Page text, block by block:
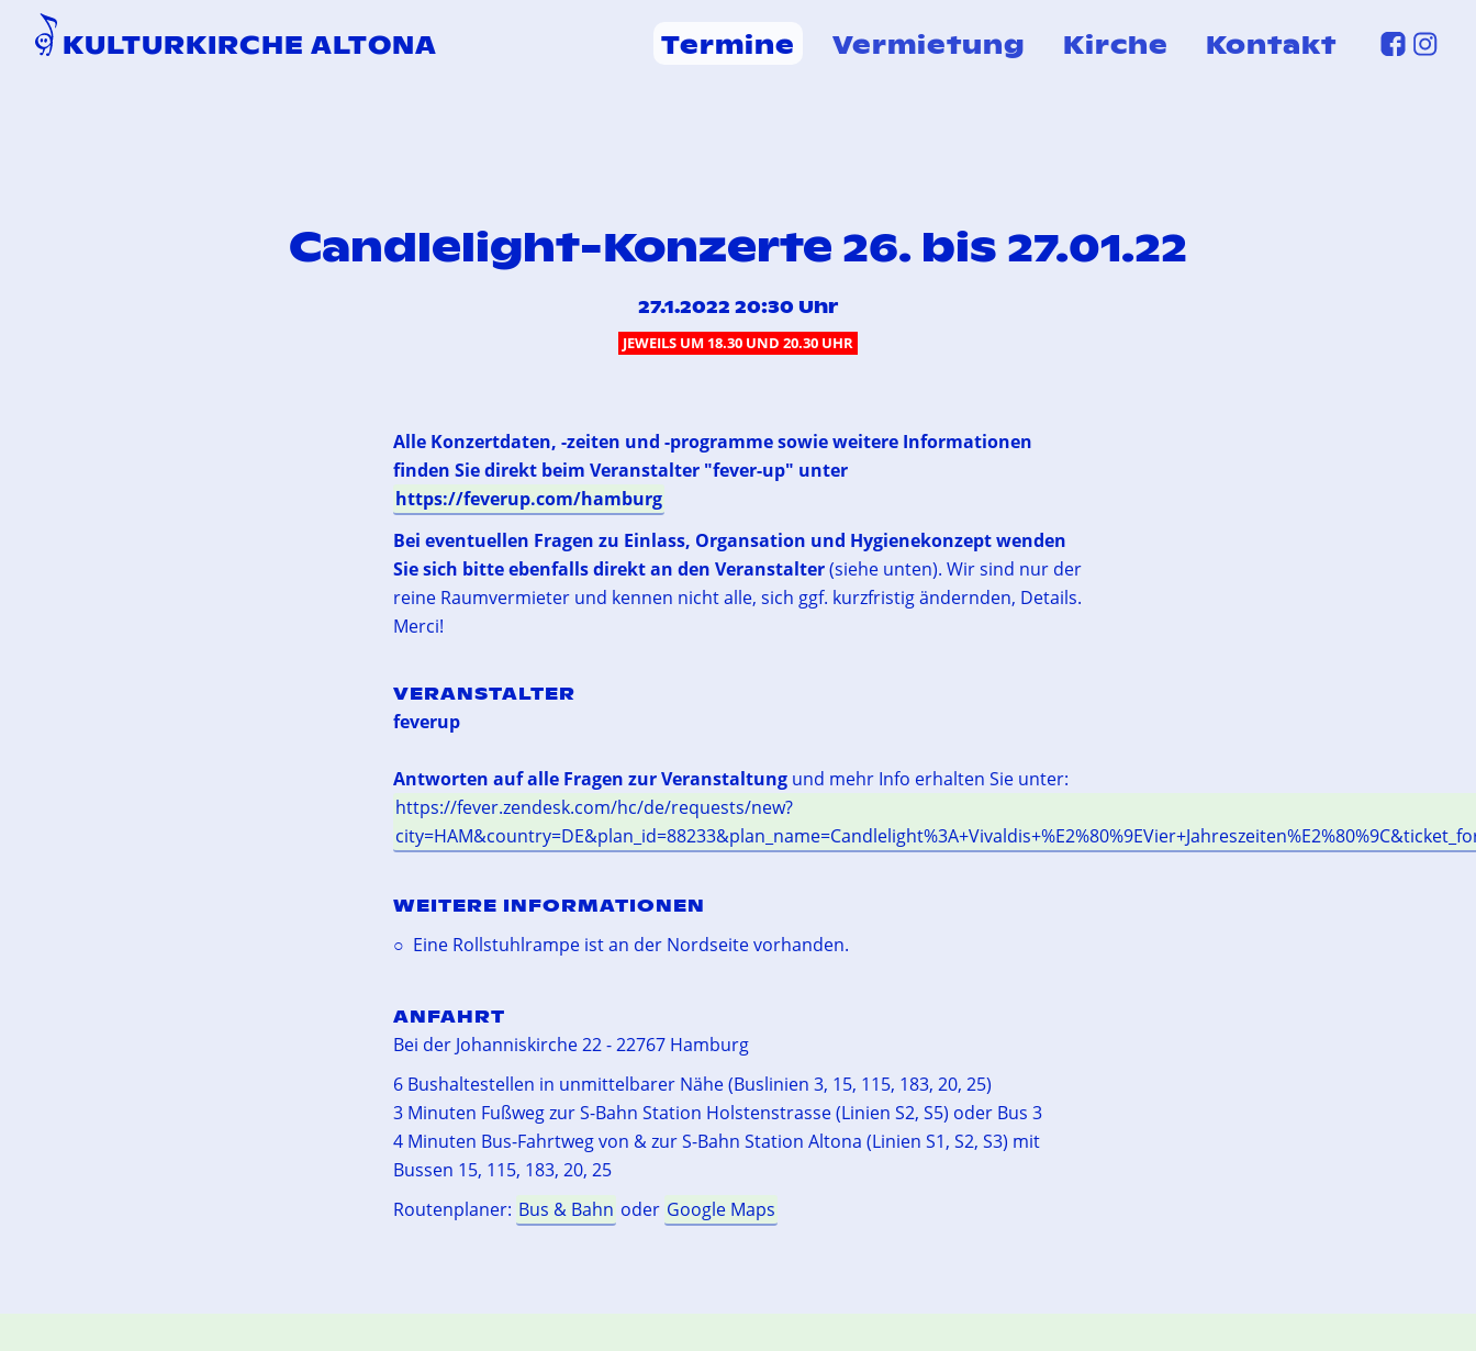
KULTURKIRCHE ALTONA Termine Vermietung Kirche Kontakt
Candlelight-Konzerte 26. bis 27.01.22
27.1.2022 20:30 Uhr
JEWEILS UM 18.30 UND 20.30 UHR
Alle Konzertdaten, -zeiten und -programme sowie weitere Informationen
finden Sie direkt beim Veranstalter "fever-up" unter
https://feverup.com/hamburg
Bei eventuellen Fragen zu Einlass, Organsation und Hygienekonzept wenden
Sie sich bitte ebenfalls direkt an den Veranstalter(siehe unten). Wir sind nur der
reine Raumvermieter und kennen nicht alle, sich ggf. kurzfristig ändernden, Details.
Merci!
VERANSTALTER
feverup
Antworten auf alle Fragen zur Veranstaltungund mehr Info erhalten Sie unter:
https://fever.zendesk.com/hc/de/requests/new?
WEITERE INFORMATIONEN
Eine Rollstuhlrampe ist an der Nordseite vorhanden.
ANFAHRT
Bei der Johanniskirche 22 - 22767 Hamburg
6 Bushaltestellen in unmittelbarer Nähe (Buslinien 3, 15, 115, 183, 20, 25)
3 Minuten Fußweg zur S-Bahn Station Holstenstrasse (Linien S2, S5) oder Bus 3
4 Minuten Bus-Fahrtweg von & zur S-Bahn Station Altona (Linien S1, S2, S3) mit
Bussen 15, 115, 183, 20, 25
Routenplaner: Bus & Bahn oder Google Maps